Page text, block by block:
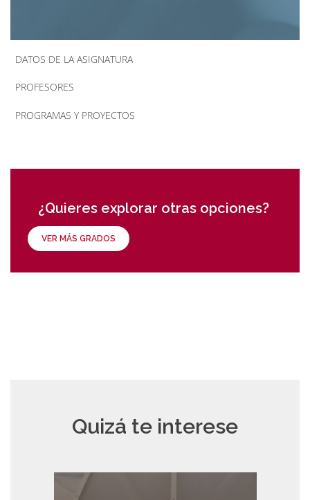
DATOS DE LA ASIGNATURA
PROFESORES
PROGRAMAS Y PROYECTOS
¿Quieres explorar otras opciones?
VER MÁS GRADOS
Quizá te interese